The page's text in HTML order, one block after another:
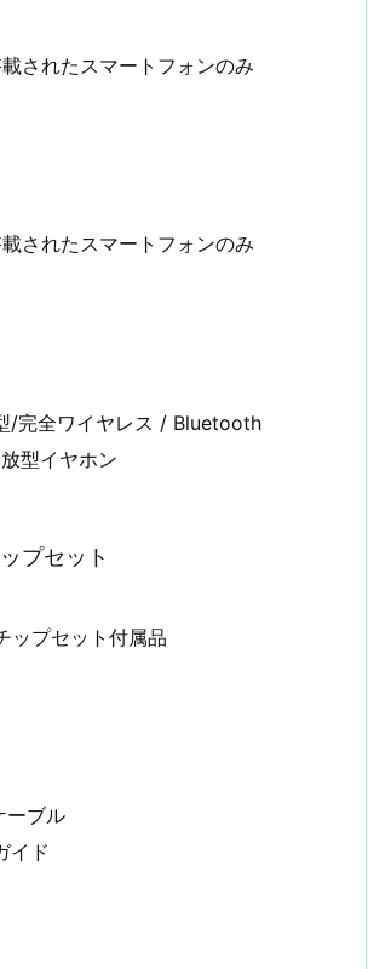
されたスマートフォンのみ
されたスマートフォンのみ
/完全ワイヤレス / Bluetooth
型イヤホン
プセット
ップセット付属品
ーブル
イド